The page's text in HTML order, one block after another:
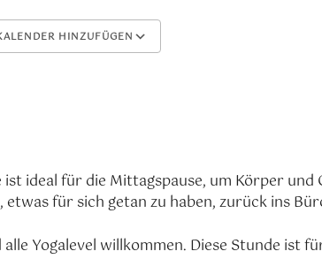
HINZUFÜGEN
ist ideal für die Mittagspause, um Körper
etwas für sich getan zu haben, zurück ins
alle Yogalevel willkommen. Diese Stunde ist